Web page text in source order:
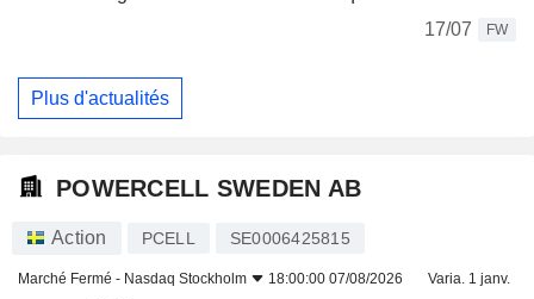
17/07
FW
Plus d'actualités
POWERCELL SWEDEN AB
Action PCELL SE0006425815
Marché Fermé - Nasdaq Stockholm 18:00:00 07/08/2026 Varia. 1 janv.